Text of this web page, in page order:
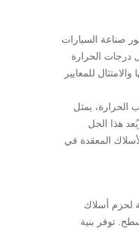
صناعة السيارات
درجات الحرارة
للمعايير
العالية ولهب الحرارة، يمثل
هذا الحل
المعقدة في
لحزم أسلاك
توفر بنية